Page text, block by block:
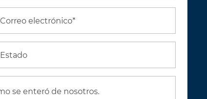
Correo electrónico*
Estado